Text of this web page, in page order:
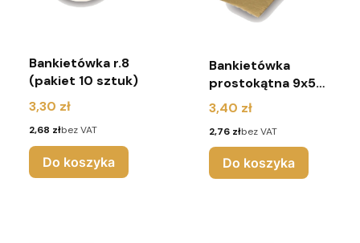
Bankietówka r.8
(pakiet 10 sztuk)
Cena
3,30 zł
Cena
2,68 złbez VAT
Do koszyka
Bankietówka
prostokątna 9x5
(pakiet 10 sztuk)
Cena
3,40 zł
Cena
2,76 złbez VAT
Do koszyka